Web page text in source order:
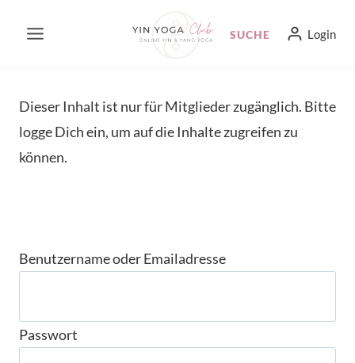
Inhalt
SUCHE Login
Dieser Inhalt ist nur für Mitglieder zugänglich. Bitte
logge Dich ein, um auf die Inhalte zugreifen zu
können.
Benutzername oder Emailadresse
Passwort